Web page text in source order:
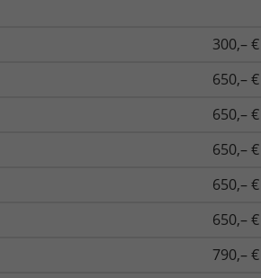
300,– €
650,– €
650,– €
650,– €
650,– €
650,– €
790,– €